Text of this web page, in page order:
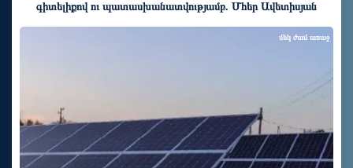
գիտելիքով ու պատասխանատվությամբ. Մհեր Ավետիսյան
մեկ ժամ առաջ